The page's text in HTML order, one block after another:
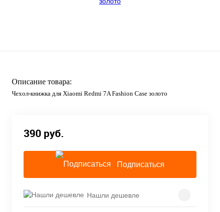
Описание товара:
Чехол-книжка для Xiaomi Redmi 7A Fashion Case золото
390 руб.
Подписаться
Нашли дешевле